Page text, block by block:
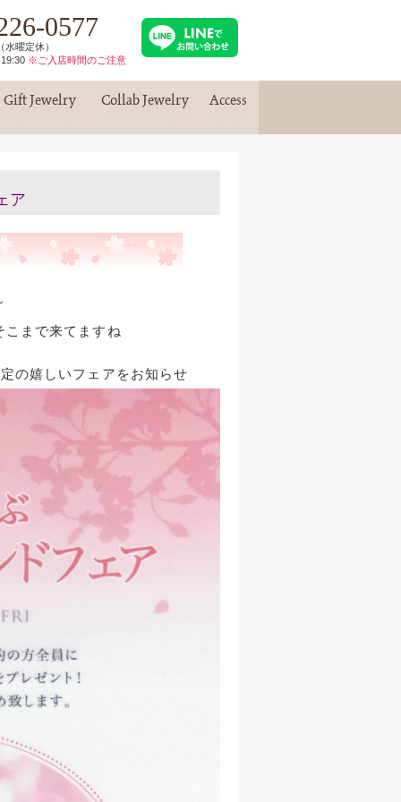
0577
曜定休）
※ご入店時間のご注意
Gift Jewelry Collab Jewelry Access
ア
まで来てますね
の嬉しいフェアをお知らせ